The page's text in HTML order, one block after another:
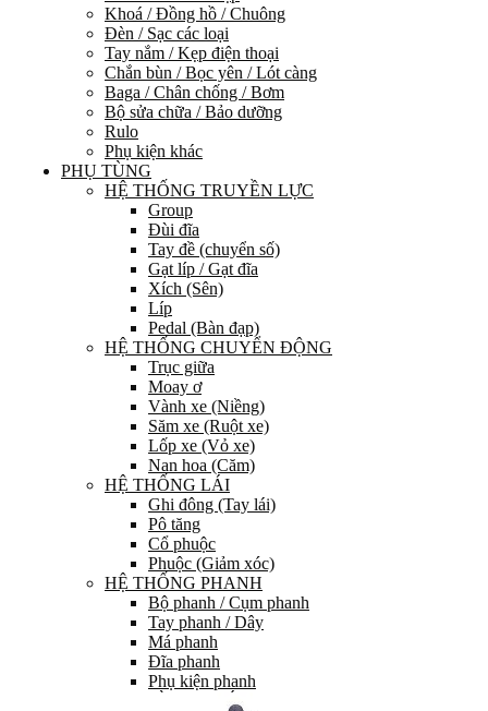
Khoá / Đồng hồ / Chuông
Đèn / Sạc các loại
Tay nắm / Kẹp điện thoại
Chắn bùn / Bọc yên / Lót càng
Baga / Chân chống / Bơm
Bộ sửa chữa / Bảo dưỡng
Rulo
Phụ kiện khác
PHỤ TÙNG
HỆ THỐNG TRUYỀN LỰC
Group
Đùi đĩa
Tay đề (chuyển số)
Gạt líp / Gạt đĩa
Xích (Sên)
Líp
Pedal (Bàn đạp)
HỆ THỐNG CHUYỂN ĐỘNG
Trục giữa
Moay ơ
Vành xe (Niềng)
Săm xe (Ruột xe)
Lốp xe (Vỏ xe)
Nan hoa (Căm)
HỆ THỐNG LÁI
Ghi đông (Tay lái)
Pô tăng
Cổ phuộc
Phuộc (Giảm xóc)
HỆ THỐNG PHANH
Bộ phanh / Cụm phanh
Tay phanh / Dây
Má phanh
Đĩa phanh
Phụ kiện phanh
PHỤ TÙNG KHÁC…